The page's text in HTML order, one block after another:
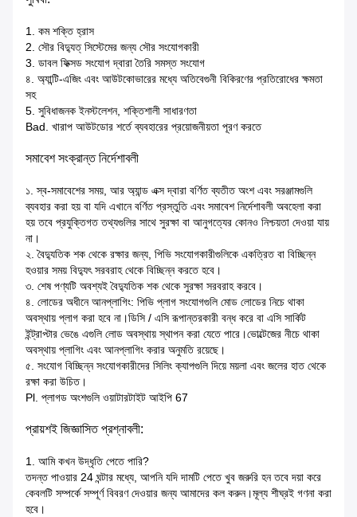
1. কম শক্তি হ্রাস
2. সৌর বিদ্যুত্ সিস্টেমের জন্য সৌর সংযোগকারী
3. ডাবল ফিক্সড সংযোগ দ্বারা তৈরি সমস্ত সংযোগ
৪. অ্যান্টি-এজিং এবং আউটকোভারের মধ্যে অতিবেগুনী বিকিরণের প্রতিরোধের ক্ষমতা
সহ
5. সুবিধাজনক ইনস্টলেশন, শক্তিশালী সাধারণতা
Bad. খারাপ আউটডোর শর্তে ব্যবহারের প্রয়োজনীয়তা পূরণ করতে
সমাবেশ সংক্রান্ত নির্দেশাবলী
১. স্ব-সমাবেশের সময়, আর অ্যান্ড এক্স দ্বারা বর্ণিত ব্যতীত অংশ এবং সরঞ্জামগুলি
ব্যবহার করা হয় বা যদি এখানে বর্ণিত প্রস্তুতি এবং সমাবেশ নির্দেশাবলী অবহেলা করা
হয় তবে প্রযুক্তিগত তথ্যগুলির সাথে সুরক্ষা বা আনুগত্যের কোনও নিশ্চয়তা দেওয়া যায়
না।
২. বৈদ্যুতিক শক থেকে রক্ষার জন্য, পিভি সংযোগকারীগুলিকে একত্রিত বা বিচ্ছিন্ন
হওয়ার সময় বিদ্যুৎ সরবরাহ থেকে বিচ্ছিন্ন করতে হবে।
৩. শেষ পণ্যটি অবশ্যই বৈদ্যুতিক শক থেকে সুরক্ষা সরবরাহ করবে।
৪. লোডের অধীনে আনপ্লাগিং: পিভি প্লাগ সংযোগগুলি মোড লোডের নিচে থাকা
অবস্থায় প্লাগ করা হবে না।ডিসি / এসি রূপান্তরকারী বন্ধ করে বা এসি সার্কিট
ইন্ট্রাপ্টার ভেঙে এগুলি লোড অবস্থায় স্থাপন করা যেতে পারে।ভোল্টেজের নীচে থাকা
অবস্থায় প্লাগিং এবং আনপ্লাগিং করার অনুমতি রয়েছে।
৫. সংযোগ বিচ্ছিন্ন সংযোগকারীদের সিলিং ক্যাপগুলি দিয়ে ময়লা এবং জলের হাত থেকে
রক্ষা করা উচিত।
Pl. প্লাগড অংশগুলি ওয়াটারটাইট আইপি 67
প্রায়শই জিজ্ঞাসিত প্রশ্নাবলী:
1. আমি কখন উদ্ধৃতি পেতে পারি?
তদন্ত পাওয়ার 24 ঘন্টার মধ্যে, আপনি যদি দামটি পেতে খুব জরুরি হন তবে দয়া করে
কেবলটি সম্পর্কে সম্পূর্ণ বিবরণ দেওয়ার জন্য আমাদের কল করুন।মূল্য শীঘ্রই গণনা করা
হবে।